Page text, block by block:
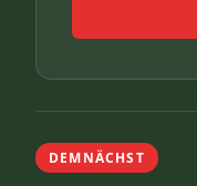
DEMNÄCHST